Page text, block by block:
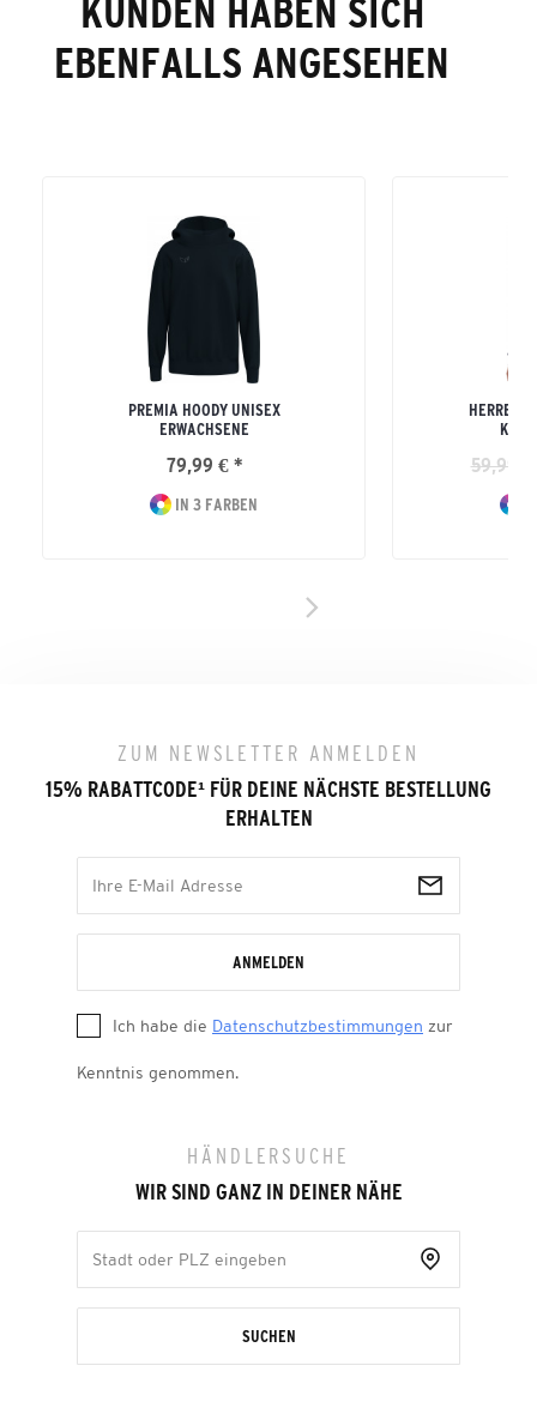
KUNDEN HABEN SICH
EBENFALLS ANGESEHEN
PREMIA HOODY UNISEX
ERWACHSENE
79,99 € *
IN 3 FARBEN
HERREN
59,99 €
ZUM NEWSLETTER ANMELDEN
15% RABATTCODE¹ FÜR DEINE NÄCHSTE BESTELLUNG
ERHALTEN
ANMELDEN
Ich habe die Datenschutzbestimmungen zur
Kenntnis genommen.
HÄNDLERSUCHE
WIR SIND GANZ IN DEINER NÄHE
SUCHEN